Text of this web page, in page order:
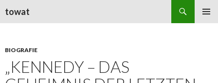
towat
BIOGRAFIE
„KENNEDY – DAS